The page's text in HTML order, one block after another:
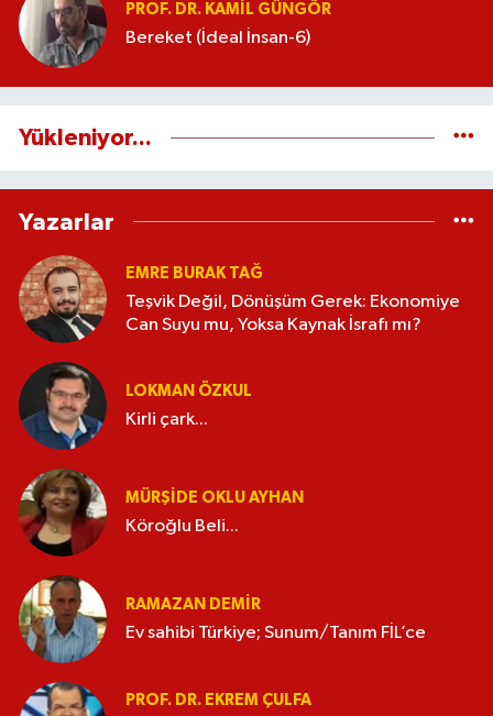
PROF. DR. KAMIL GÜNGÖR
Bereket (İdeal İnsan-6)
Yükleniyor...
Yazarlar
EMRE BURAK TAĞ
Teşvik Değil, Dönüşüm Gerek: Ekonomiye
Can Suyu mu, Yoksa Kaynak İsrafı mı?
LOKMAN ÖZKUL
Kirli çark...
MÜRŞIDE OKLU AYHAN
Köroğlu Beli...
RAMAZAN DEMİR
Ev sahibi Türkiye; Sunum/Tanım FİL’ce
PROF. DR. EKREM ÇULFA